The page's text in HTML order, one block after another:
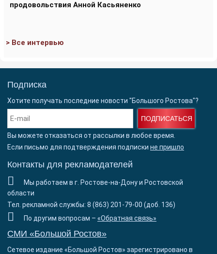
продовольствия Анной Касьяненко
> Все интервью
Подписка
Хотите получать последние новости "Большого Ростова"?
ПОДПИСАТЬСЯ
Вы можете отказаться от рассылки в любое время.
Если письмо для подтверждения подписки не пришло
Контакты для рекламодателей
Мы работаем в г. Ростове-на-Дону и Ростовской
области
Тел. рекламной службы: 8 (863) 201-79-00 (доб. 136)
По другим вопросам – «Обратная связь»
СМИ «Большой Ростов»
Сетевое издание «Большой Ростов» зарегистрировано в